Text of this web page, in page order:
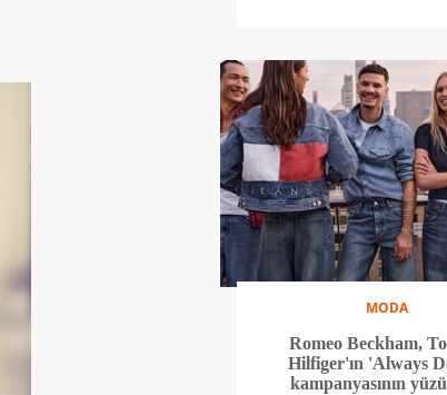
MODA
Romeo Beckham,
Hilfiger'ın 'Always
kampanyasının